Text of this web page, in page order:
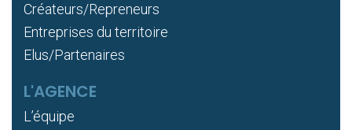
Créateurs/Repreneurs
Entreprises du territoire
Elus/Partenaires
L'AGENCE
L’équipe